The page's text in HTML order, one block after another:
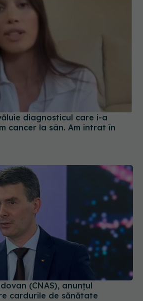
diagnosticul care i-a
cancer la sân. Am intrat în
(CNAS), anunțul
cardurile de sănătate